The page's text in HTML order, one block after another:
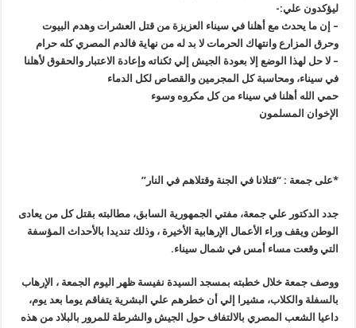
ليؤكدون علي:-
– إن ما يحدث مع أهلنا في سيناء العزيزة من قتل العشرات وهدم البيوت
وحرق المزارع وانتهاك الحرمات لا بد له من نهاية فالدم المصري كله حرام
–لا حل لهذا الوضع إلا بعودة الجيش إلي ثكناته وإعادة الاعتبار والحقوق لأهلنا
في سيناء، ومحاسبة كل المجرمين والقصاص لكل الدماء
حمي الله أهلنا في سيناء من كل مكروه وسوء
الإخوان المسلمون
*على جمعة : “قتلانا في الجنة وقتلاهم في النار”
جدد الدكتور علي جمعة، مفتي الجمهورية السابق، مطالبته بقتل كل من يعادى
الوطن ويقف وراء الأعمال الإرهابية الأخيرة ، وذلك تنديدا بالأحداث المؤسفة
التي وقعت مساء أمس في شمال سيناء.
ووصف جمعة خلال خطبته بمسجد السيدة نفيسة ظهر اليوم الجمعة ، الإرهاب
بالسفلة والكلاب، مشيرا إلي أن خطرهم علي البشرية يتفاقم يوما بعد يوم،
داعيا الشعب المصري بالالتفاف حول الجيش والشرطة للمرور بالبلاد من هذه